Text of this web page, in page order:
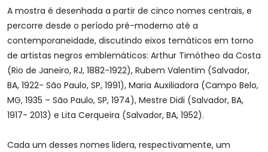
A mostra é desenhada a partir de cinco nomes centrais, e
percorre desde o período pré-moderno até a
contemporaneidade, discutindo eixos temáticos em torno
de artistas negros emblemáticos: Arthur Timótheo da Costa
(Rio de Janeiro, RJ, 1882-1922), Rubem Valentim (Salvador,
BA, 1922- São Paulo, SP, 1991), Maria Auxiliadora (Campo Belo,
MG, 1935 – São Paulo, SP, 1974), Mestre Didi (Salvador, BA,
1917- 2013) e Lita Cerqueira (Salvador, BA, 1952).
Cada um desses nomes lidera, respectivamente, um